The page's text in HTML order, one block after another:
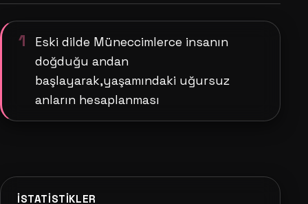
1
Eski dilde Müneccimlerce insanın
doğduğu andan
başlayarak,yaşamındaki uğursuz
anların hesaplanması
İSTATISTIKLER